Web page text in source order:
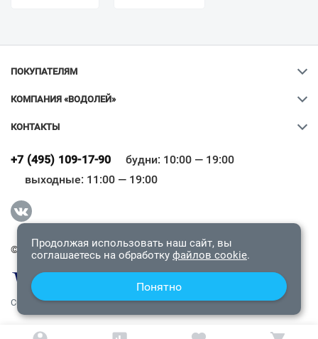
ПОКУПАТЕЛЯМ
КОМПАНИЯ «ВОДОЛЕЙ»
КОНТАКТЫ
+7 (495) 109-17-90
будни: 10:00 — 19:00
выходные: 11:00 — 19:00
© 2009-2026 «Водолей Онлайн». Все права защищены.
СОГЛАШЕНИЕ О КОНФИДЕНЦИАЛЬНОСТИ
Всё верно
Продолжая использовать наш сайт, вы
соглашаетесь на обработку файлов cookie.
Понятно